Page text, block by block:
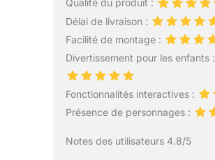
Qualité du produit :
Délai de livraison :
Facilité de montage :
Divertissement pour les enfants :
Fonctionnalités interactives :
Présence de personnages :
Notes des utilisateurs 4.8/5